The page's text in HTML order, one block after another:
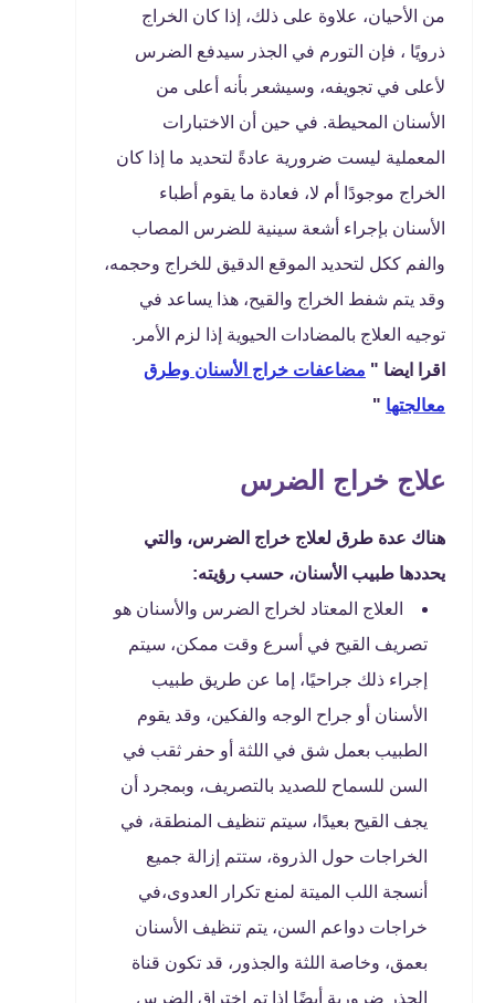
من الأحيان، علاوة على ذلك، إذا كان الخراج
ذرويًا ، فإن التورم في الجذر سيدفع الضرس
لأعلى في تجويفه، وسيشعر بأنه أعلى من
الأسنان المحيطة. في حين أن الاختبارات
المعملية ليست ضرورية عادةً لتحديد ما إذا كان
الخراج موجودًا أم لا، فعادة ما يقوم أطباء
الأسنان بإجراء أشعة سينية للضرس المصاب
والفم ككل لتحديد الموقع الدقيق للخراج وحجمه،
وقد يتم شفط الخراج والقيح، هذا يساعد في
توجيه العلاج بالمضادات الحيوية إذا لزم الأمر.
اقرا ايضا " مضاعفات خراج الأسنان وطرق
معالجتها "
علاج خراج الضرس
هناك عدة طرق لعلاج خراج الضرس، والتي
يحددها طبيب الأسنان، حسب رؤيته:
العلاج المعتاد لخراج الضرس والأسنان هو
تصريف القيح في أسرع وقت ممكن، سيتم
إجراء ذلك جراحيًا، إما عن طريق طبيب
الأسنان أو جراح الوجه والفكين، وقد يقوم
الطبيب بعمل شق في اللثة أو حفر ثقب في
السن للسماح للصديد بالتصريف، وبمجرد أن
يجف القيح بعيدًا، سيتم تنظيف المنطقة، في
الخراجات حول الذروة، ستتم إزالة جميع
أنسجة اللب الميتة لمنع تكرار العدوى،في
خراجات دواعم السن، يتم تنظيف الأسنان
بعمق، وخاصة اللثة والجذور، قد تكون قناة
الجذر ضرورية أيضًا إذا تم اختراق الضرس